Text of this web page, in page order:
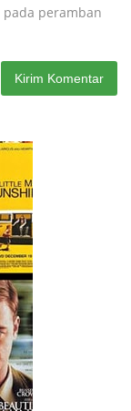
pada peramban